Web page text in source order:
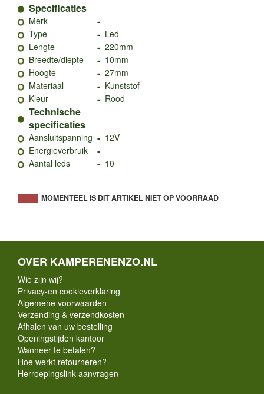
Specificaties
Merk -
Type - Led
Lengte
- 220mm
Breedte/diepte
- 10mm
Hoogte
- 27mm
Materiaal
- Kunststof
Kleur
- Rood
Technische
specificaties
Aansluitspanning - 12V
Energieverbruik
-
Aantal leds - 10
MOMENTEEL IS DIT ARTIKEL NIET OP VOORRAAD
OVER KAMPERENENZO.NL
Wie zijn wij?
Privacy-en cookieverklaring
Algemene voorwaarden
Verzending & verzendkosten
Afhalen van uw bestelling
Openingstijden kantoor
Wanneer te betalen?
Hoe werkt retourneren?
Herroepingslink aanvragen